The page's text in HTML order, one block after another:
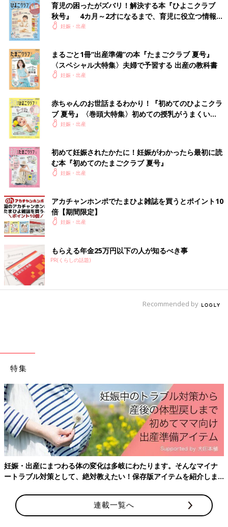
な名前の実例も掲載し、名づけに必要な情報をこの一冊に凝縮し
た最新版です。
インID付き。
あなたの姓に合う運勢のよい名前を、1年間何度でも検索でき、
名前の鑑定も可能です。
※web鑑定サービスは、パソコン・スマートフォン・タブレット
からご利用いただけます。
Amazonで購入する（送料無料）
関連：赤ちゃんの名前ランキング
関連：男の子の赤ちゃんの名前ランキング100 [赤ちゃんの名づ
け・命名]
関連：女の子の赤ちゃんの名前ランキング100 [赤ちゃんの名づ
け・命名]
育児の困ったがズバリ！解決する本『ひよこクラブ
秋号』 4カ月～2才になるまで、育児に役立つ情報が
いっぱい！
妊娠・出産
まるごと1冊“出産準備”の本『たまごクラブ 夏号』
〈スペシャル大特集〉夫婦で予習する 出産の教科書
妊娠・出産
赤ちゃんのお世話まるわかり！『初めてのひよこクラ
ブ 夏号』〈巻頭大特集〉初めての授乳がうまくい
く！ おっぱい・ミルクの基本と夏のトラブル 解決テ
妊娠・出産
初めて妊娠されたかたに！妊娠がわかったら最初に読
む本『初めてのたまごクラブ 夏号』
妊娠・出産
アカチャンホンポでたまひよ雑誌を買うとポイント10
倍【期間限定】
妊娠・出産
もらえる年金25万円以下の人が知るべき事
PR(くらしの話題)
Recommended by
特集
妊娠・出産にまつわる体の変化は多岐にわたります。そんなマイナ
ートラブル対策として、絶対教えたい！保存版アイテムを紹介しま
連載一覧へ